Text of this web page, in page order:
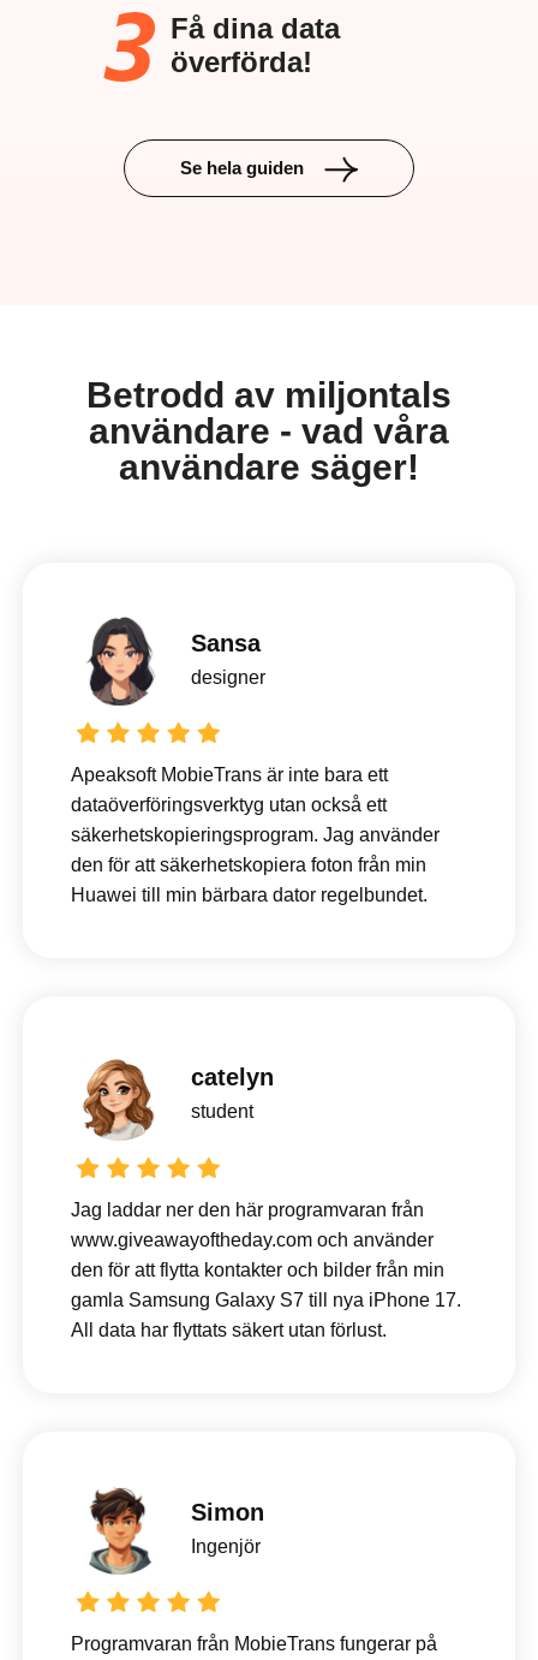
Få dina data
överförda!
Se hela guiden
Betrodd av miljontals
användare - vad våra
användare säger!
Sansa
designer
Apeaksoft MobieTrans är inte bara ett
dataöverföringsverktyg utan också ett
säkerhetskopieringsprogram. Jag använder
den för att säkerhetskopiera foton från min
Huawei till min bärbara dator regelbundet.
catelyn
student
Jag laddar ner den här programvaran från
www.giveawayoftheday.com och använder
den för att flytta kontakter och bilder från min
gamla Samsung Galaxy S7 till nya iPhone 17.
All data har flyttats säkert utan förlust.
Simon
Ingenjör
Programvaran från MobieTrans fungerar på